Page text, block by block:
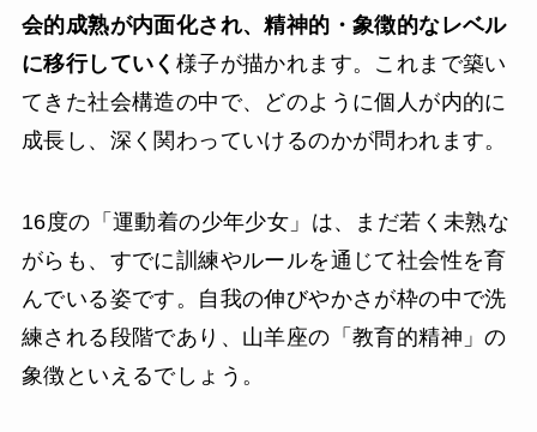
会的成熟が内面化され、精神的・象徴的なレベル
に移行していく 様子が描かれます。これまで築い
てきた社会構造の中で、どのように個人が内的に
成長し、深く関わっていけるのかが問われます。
16度の「運動着の少年少女」は、まだ若く未熟な
がらも、すでに訓練やルールを通じて社会性を育
んでいる姿です。自我の伸びやかさが枠の中で洗
練される段階であり、山羊座の「教育的精神」の
象徴といえるでしょう。